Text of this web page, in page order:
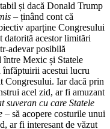
și dacă Donald Trump
– ținând cont că
aparține Congresului
datorită acestor limitări
adevar posibilă
între Mexic și Statele
înfăptuirii acestui lucru
Congresului. Iar dacă prin
acel zid, ar fi amuzant
suveran cu care Statele
– să acopere costurile unui
ar fi interesant de văzut